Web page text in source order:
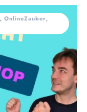
, OnlineZauber,